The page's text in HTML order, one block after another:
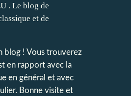
blog ! Vous trouverez
en rapport avec la
en général et avec
Bonne visite et